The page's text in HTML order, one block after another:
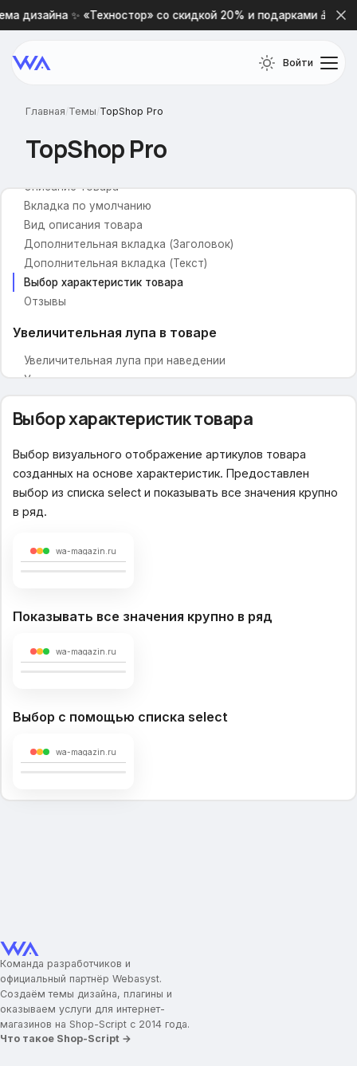
дизайна ✨ «Техностор» со скидкой 20% и подарками 🎁
Войти
Главная/Темы/TopShop Pro
TopShop Pro
Внеший вид кнопки купить
Галерея фотографий
Карточка товара
Размер большой фотографии
Ссылки на предыдущий и следующий товар
Вспомогательная всплывающая панель
Описание товара
Вкладка по умолчанию
Вид описания товара
Дополнительная вкладка (Заголовок)
Дополнительная вкладка (Текст)
Выбор характеристик товара
Отзывы
Увеличительная лупа в товаре
Увеличительная лупа при наведении
Увеличение колесиком мыши
Блок подписки
Выбор характеристик товара
Выбор визуального отображение артикулов товара
созданных на основе характеристик. Предоставлен
выбор из списка select и показывать все значения крупно
в ряд.
wa-magazin.ru
Показывать все значения крупно в ряд​
wa-magazin.ru
Выбор с помощью списка select
wa-magazin.ru
Команда разработчиков и
официальный партнёр Webasyst.
Создаём темы дизайна, плагины и
оказываем услуги для интернет-
магазинов на Shop-Script с 2014 года.
Что такое Shop-Script →